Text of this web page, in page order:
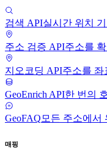
검색 API실시간 위치
주소 검증 API주소를
지오코딩 API주소를 좌
GeoEnrich API한 번의
GeoFAQ 모든 주소에서
매핑